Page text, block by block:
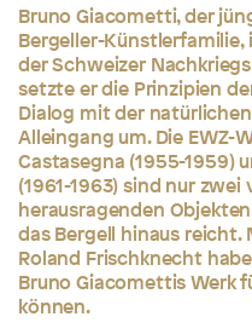
Bruno Giacometti, der
Bergeller-
der Schweizer
setzte er die Prinzipien
Dialog mit der
Alleingang um. Die EWZ-
Castasegna (1955-1959)
(1961-1963) sind nur
herausragenden
das Bergell hinaus
Roland Frischknecht
Bruno Giacomettis Werk
können.